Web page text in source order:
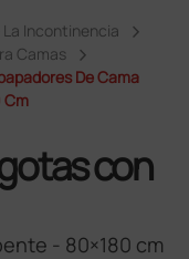
La Incontinencia
Camas
De Cama
Cm
con
- 80×180 cm